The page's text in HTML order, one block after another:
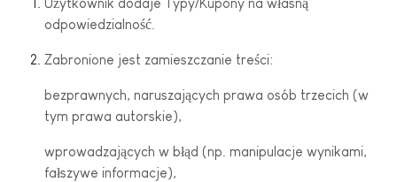
Użytkownik dodaje Typy/Kupony na własną
odpowiedzialność.
Zabronione jest zamieszczanie treści:
bezprawnych, naruszających prawa osób trzecich (w
tym prawa autorskie),
wprowadzających w błąd (np. manipulacje wynikami,
fałszywe informacje),